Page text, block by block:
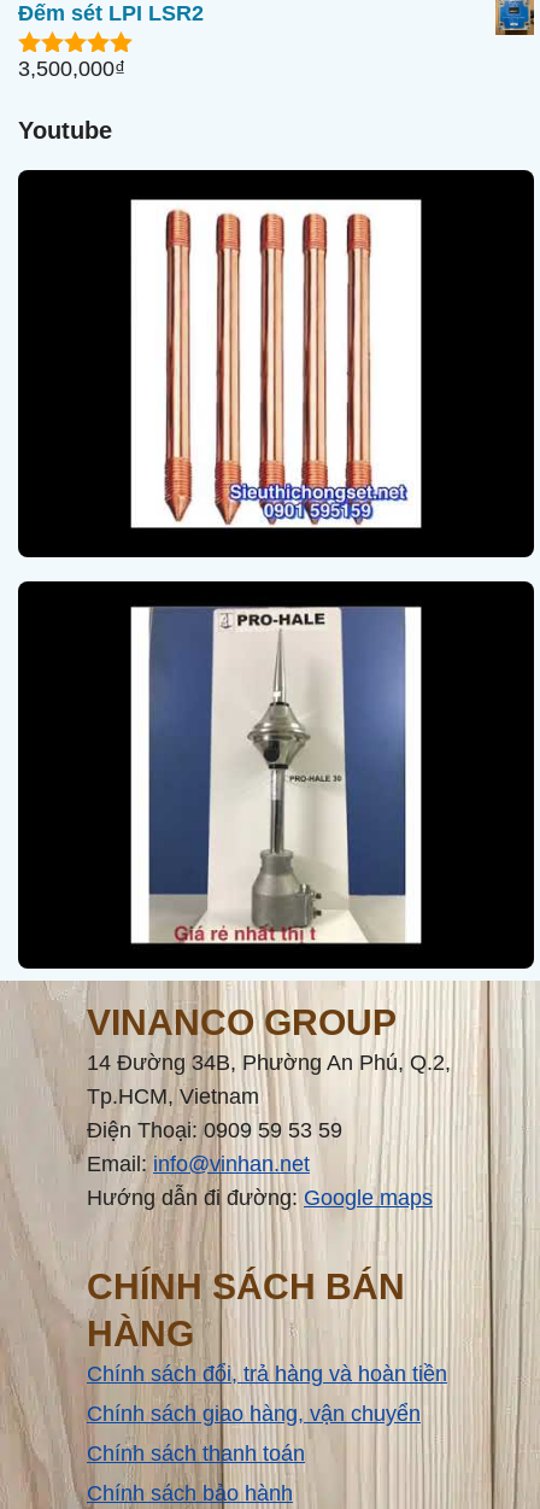
g
o
à
i
Đếm sét LPI LSR2
5.00ngoài
3,500,000₫
Youtube
VINANCO GROUP
14 Đường 34B, Phường An Phú, Q.2,
Tp.HCM, Vietnam
Điện Thoại: 0909 59 53 59
Email: info@vinhan.net
Hướng dẫn đi đường: Google maps
CHÍNH SÁCH BÁN
HÀNG
Chính sách đổi, trả hàng và hoàn tiền
Chính sách giao hàng, vận chuyển
Chính sách thanh toán
Chính sách bảo hành